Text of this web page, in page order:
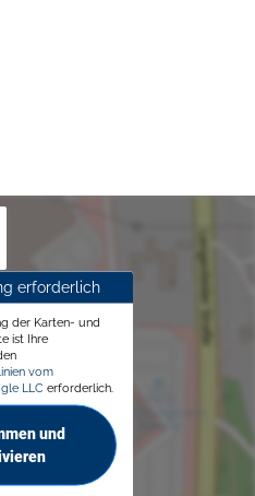
erforderlich
der Karten- und
ist Ihre
vom
LLC erforderlich.
und